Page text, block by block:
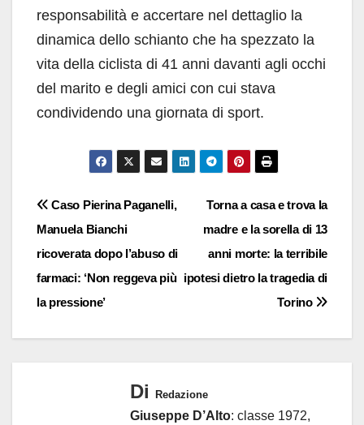
responsabilità e accertare nel dettaglio la
dinamica dello schianto che ha spezzato la
vita della ciclista di 41 anni davanti agli occhi
del marito e degli amici con cui stava
condividendo una giornata di sport.
Navigazione
articoli
Torna a casa e trova la
madre e la sorella di 13
anni morte: la terribile
ipotesi dietro la tragedia di
Torino
Caso Pierina Paganelli,
Manuela Bianchi
ricoverata dopo l’abuso di
farmaci: ‘Non reggeva più
la pressione’
Di Redazione
Giuseppe D’Alto: classe 1972,